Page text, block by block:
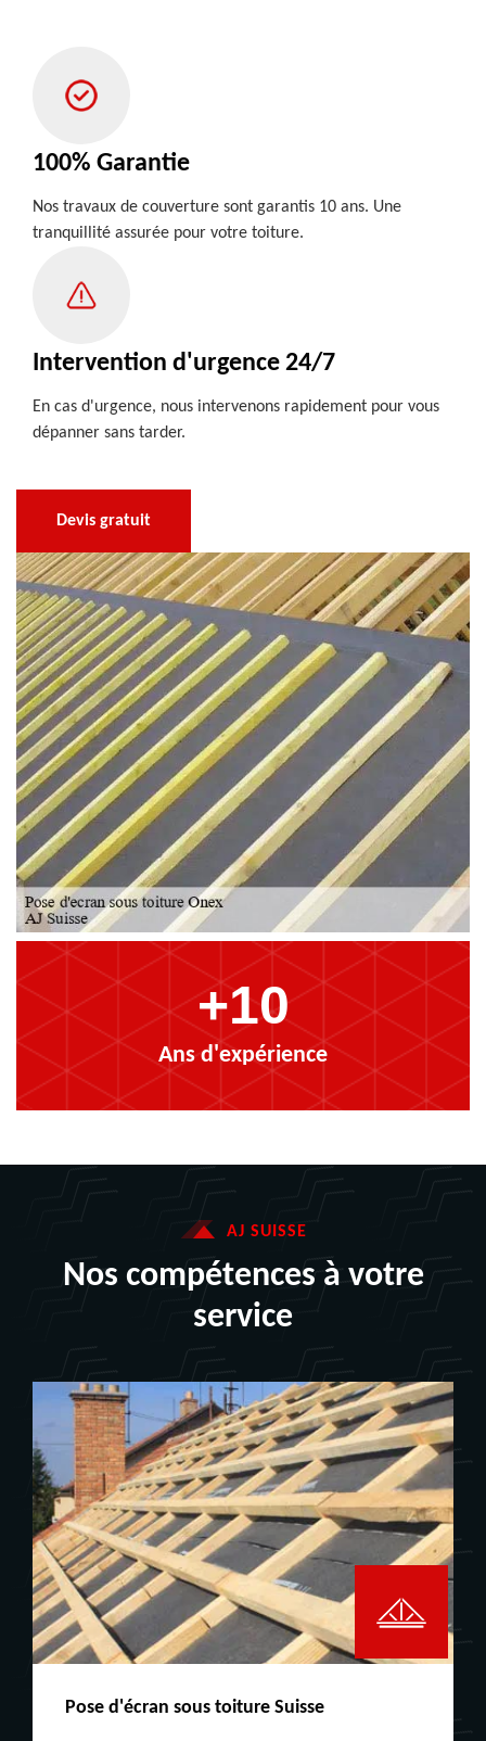
+10
Ans d'expérience
100% Garantie
Nos travaux de couverture sont garantis 10 ans. Une
tranquillité assurée pour votre toiture.
Intervention d'urgence 24/7
En cas d'urgence, nous intervenons rapidement pour vous
dépanner sans tarder.
Devis gratuit
AJ SUISSE
Nos compétences à votre
service
Peinture boiserie LE